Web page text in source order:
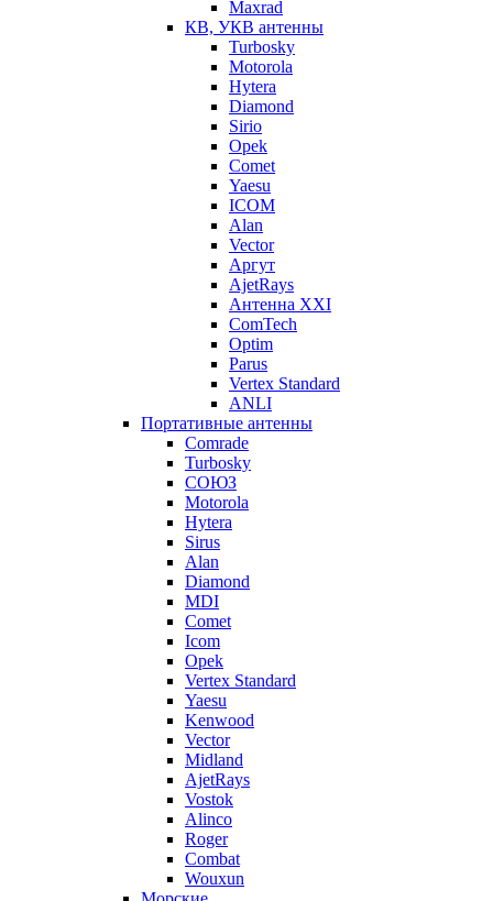
Maxrad
КВ, УКВ антенны
Turbosky
Motorola
Hytera
Diamond
Sirio
Opek
Comet
Yaesu
ICOM
Alan
Vector
Аргут
AjetRays
Антенна XXI
ComTech
Optim
Parus
Vertex Standard
ANLI
Портативные антенны
Comrade
Turbosky
СОЮЗ
Motorola
Hytera
Sirus
Alan
Diamond
MDI
Comet
Icom
Opek
Vertex Standard
Yaesu
Kenwood
Vector
Midland
AjetRays
Vostok
Alinco
Roger
Combat
Wouxun